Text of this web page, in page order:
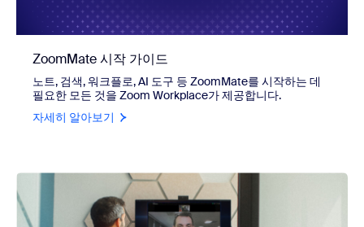
ZoomMate 시작 가이드
노트, 검색, 워크플로, AI 도구 등 ZoomMate를 시작하는 데
필요한 모든 것을 Zoom Workplace가 제공합니다.
자세히 알아보기